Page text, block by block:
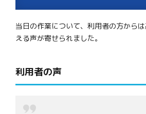
当日の作業について、利用者の方から
える声が寄せられました。
利用者の声